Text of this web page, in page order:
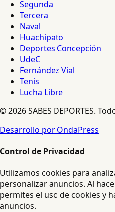
Segunda
Tercera
Naval
Huachipato
Deportes Concepción
UdeC
Fernández Vial
Tenis
Lucha Libre
© 2026 SABES DEPORTES.
Desarrollo por OndaPress
Control de Privacidad
Utilizamos cookies para
personalizar anuncios. Al
permites el uso de cookies y
anuncios.